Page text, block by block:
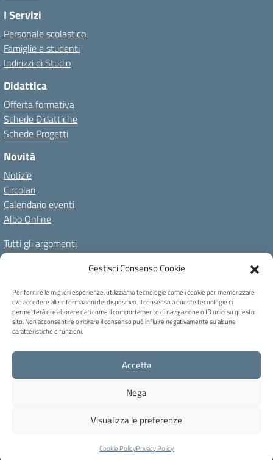
Gestisci Consenso Cookie
Per fornire le migliori esperienze, utilizziamo tecnologie come i cookie per memorizzare
e/o accedere alle informazioni del dispositivo. Il consenso a queste tecnologie ci
permetterà di elaborare dati come il comportamento di navigazione o ID unici su questo
sito. Non acconsentire o ritirare il consenso può influire negativamente su alcune
caratteristiche e funzioni.
Accetta
Nega
Visualizza le preferenze
Cookie PolicyPrivacy Policy
I Servizi
Personale scolastico
Famiglie e studenti
Indirizzi di Studio
Didattica
Offerta formativa
Schede Didattiche
Schede Progetti
Novità
Notizie
Circolari
Calendario eventi
Albo Online
Tutti gli argomenti
Il nostro territorio
Amministrazione TrasparenteAlbo OnlinePrivacy Policy
Dichiarazione di accessibilitàNote legaliCookie Policy
C.F. 80004740256 - Codice univoco ufficio: UFB6QF - Via Carducci, 6 -
Caprile di Alleghe (BL) - Tel 0437 721159 - blic82700b@pec.istruzione.it -
blic82700b@istruzione.it
Concept & Design by Designers Italia